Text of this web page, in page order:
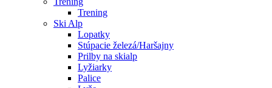
Trening
Ski Alp
Lopatky
Stúpacie železá/Haršajny
Prilby na skialp
Lyžiarky
Palice